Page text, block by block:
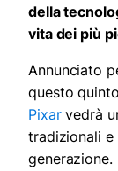
della
vita dei più
Annunciato
questo
Pixarvedrà
tradizionali